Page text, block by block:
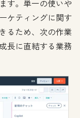
す。単一の使いや
ケティングに関す
るため、次の作業
長に直結する業務